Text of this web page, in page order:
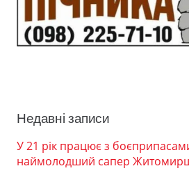
Недавні записи
У 21 рік працює з
наймолодший сапер